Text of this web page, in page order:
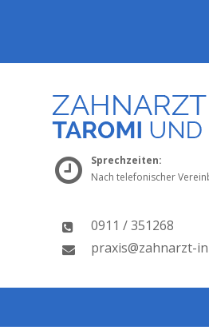
Sprechzeiten:
Nach telefonischer
0911 / 351268
praxis@zahnarzt-